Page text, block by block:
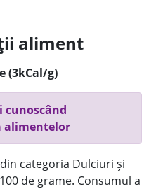
aliment
(3kCal/g)
cunoscând
alimentelor
categoria Dulciuri și
de grame. Consumul a